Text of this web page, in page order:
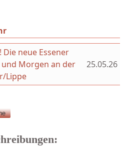
Reiter)
neue Essener
Morgen an der
Lippe
25.05.26